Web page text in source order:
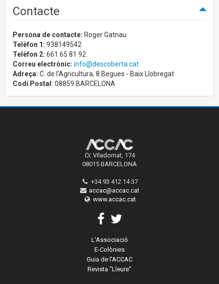
Contacte
Persona de contacte: Roger Gatnau
Telèfon 1: 938149542
Telèfon 2: 661 65 81 92
Correu electrònic: info@descoberta.cat
Adreça: C. de l'Agricultura, 8 Begues - Baix Llobregat
Codi Postal: 08859 BARCELONA
Cr. Viladomat, 174
08015 BARCELONA
+34 93 412 14 37
accac@accac.cat
www.accac.cat
L'Associació
E-Colònies
Guia de l'ACCAC
Revista "Lleure"